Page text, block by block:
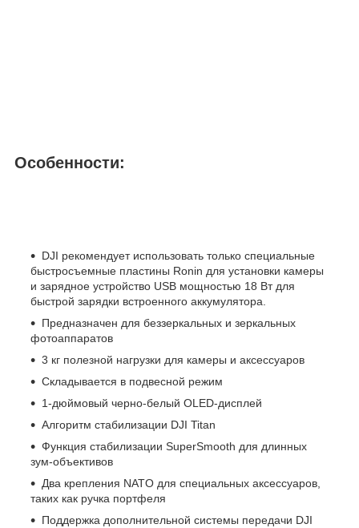
Особенности:
DJI рекомендует использовать только специальные
быстросъемные пластины Ronin для установки камеры
и зарядное устройство USB мощностью 18 Вт для
быстрой зарядки встроенного аккумулятора.
Предназначен для беззеркальных и зеркальных
фотоаппаратов
3 кг полезной нагрузки для камеры и аксессуаров
Складывается в подвесной режим
1-дюймовый черно-белый OLED-дисплей
Алгоритм стабилизации DJI Titan
Функция стабилизации SuperSmooth для длинных
зум-объективов
Два крепления NATO для специальных аксессуаров,
таких как ручка портфеля
Поддержка дополнительной системы передачи DJI